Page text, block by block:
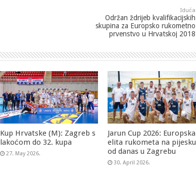
Iduća
Održan ždrijeb kvalifikacijskih
skupina za Europsko rukometno
prvenstvo u Hrvatskoj 2018
Kup Hrvatske (M): Zagreb s
lakoćom do 32. kupa
27. May 2026.
Jarun Cup 2026: Europska
elita rukometa na pijesku
od danas u Zagrebu
30. April 2026.